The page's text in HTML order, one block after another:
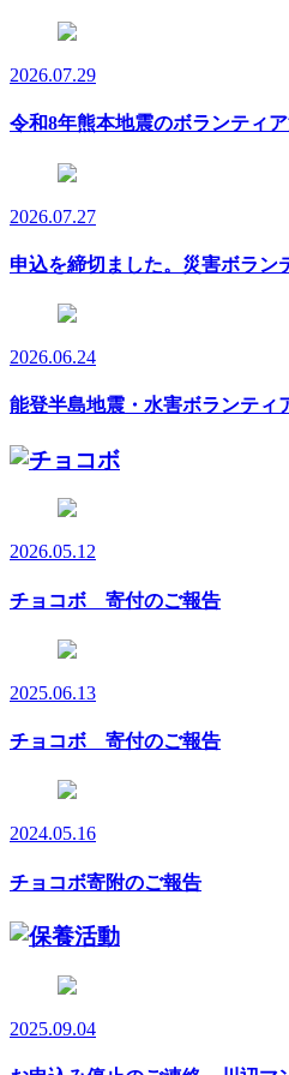
2026.07.29
令和8年熊本地震のボランティ
2026.07.27
申込を締切ました。災害ボラ
2026.06.24
能登半島地震・水害ボランテ
2026.05.12
チョコボ 寄付のご報告
2025.06.13
チョコボ 寄付のご報告
2024.05.16
チョコボ寄附のご報告
2025.09.04